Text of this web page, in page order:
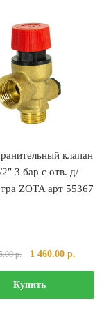
клапан
3 бар с отв. д/
ZOTA арт 55367
р.
Первоначальная
цена
составляла
1
1 460.00 р.Текущая
цена:
460.00
Купить